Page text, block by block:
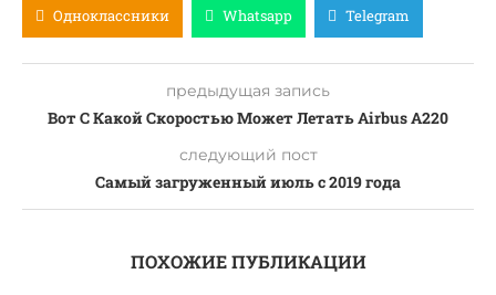
Одноклассники Whatsapp Telegram
предыдущая запись
Вот С Какой Скоростью Может Летать Airbus A220
следующий пост
Самый загруженный июль с 2019 года
ПОХОЖИЕ ПУБЛИКАЦИИ